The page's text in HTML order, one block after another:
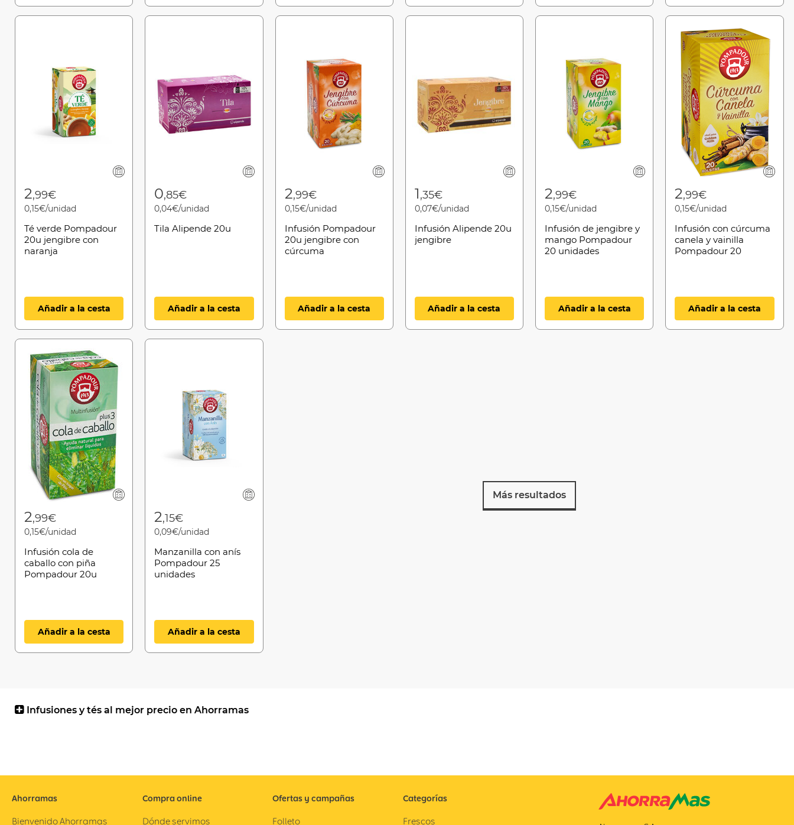
2,99€
0,15€/unidad
Té verde Pompadour
20u jengibre con
naranja
Añadir a la cesta
0,85€
0,04€/unidad
Tila Alipende 20u
Añadir a la cesta
2,99€
0,15€/unidad
Infusión Pompadour
20u jengibre con
cúrcuma
Añadir a la cesta
1,35€
0,07€/unidad
Infusión Alipende 20u
jengibre
Añadir a la cesta
2,99€
0,15€/unidad
Infusión de jengibre y
mango Pompadour
20 unidades
Añadir a la cesta
2,99€
0,15€/unidad
Infusión con cúrcuma
canela y vainilla
Pompadour 20
Añadir a la cesta
2,99€
0,15€/unidad
Infusión cola de
caballo con piña
Pompadour 20u
Añadir a la cesta
2,15€
0,09€/unidad
Manzanilla con anís
Pompadour 25
unidades
Añadir a la cesta
Más resultados
Infusiones y tés al mejor precio en Ahorramas
Ahorramas
Bienvenido Ahorramas
Compra online
Dónde servimos
Ofertas y campañas
Folleto
Categorías
Frescos